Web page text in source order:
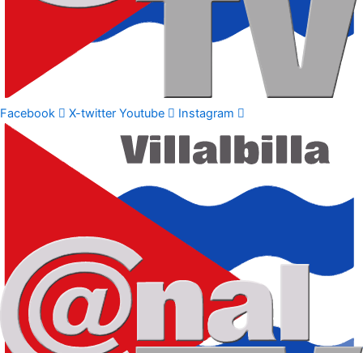
Facebook X-twitter Youtube Instagram